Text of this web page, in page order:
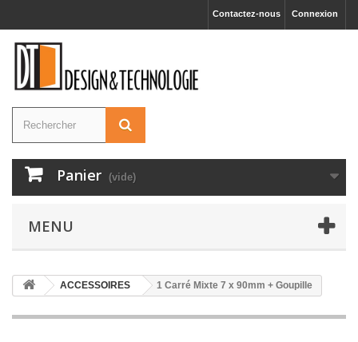
Connexion
Contactez-nous
Panier (vide)
MENU
ACCESSOIRES 1 Carré Mixte 7 x 90mm + Goupille